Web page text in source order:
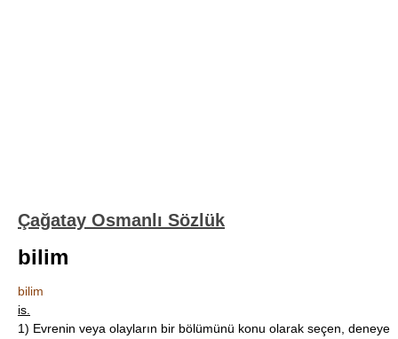
Çağatay Osmanlı Sözlük
bilim
bilim
is.
1) Evrenin veya olayların bir bölümünü konu olarak seçen, deneye